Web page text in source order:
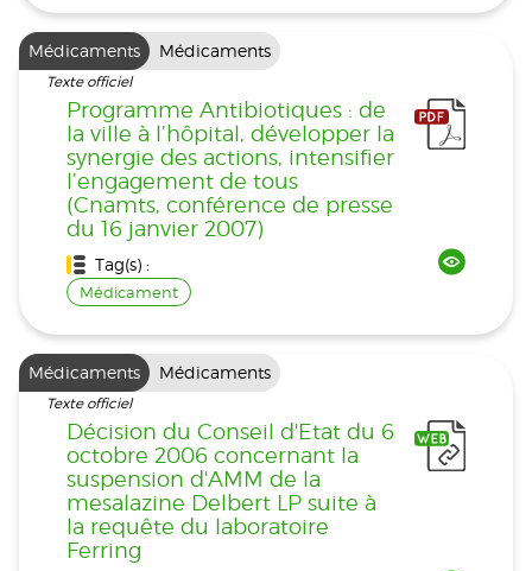
Médicaments Médicaments
Texte officiel
Programme Antibiotiques : de
la ville à l’hôpital, développer la
synergie des actions, intensifier
l’engagement de tous
(Cnamts, conférence de presse
du 16 janvier 2007)
Tag(s) :
Médicament
Médicaments Médicaments
Texte officiel
Décision du Conseil d'Etat du 6
octobre 2006 concernant la
suspension d'AMM de la
mesalazine Delbert LP suite à
la requête du laboratoire
Ferring